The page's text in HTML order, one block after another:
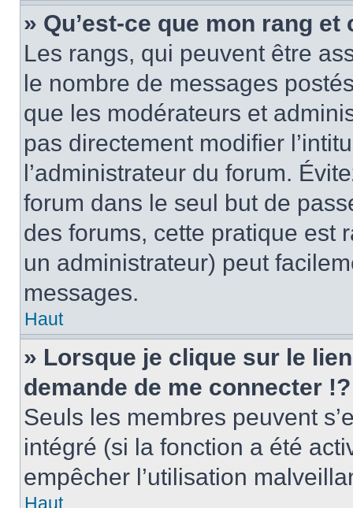
» Qu’est-ce que mon rang
Les rangs, qui peuvent être
le nombre de messages
que les modérateurs et
pas directement modifier
l’administrateur du forum.
forum dans le seul but de
des forums, cette pratique est
un administrateur) peut
messages.
Haut
» Lorsque je clique sur le
demande de me connecter !?
Seuls les membres peuvent
intégré (si la fonction a été
empêcher l’utilisation
Haut